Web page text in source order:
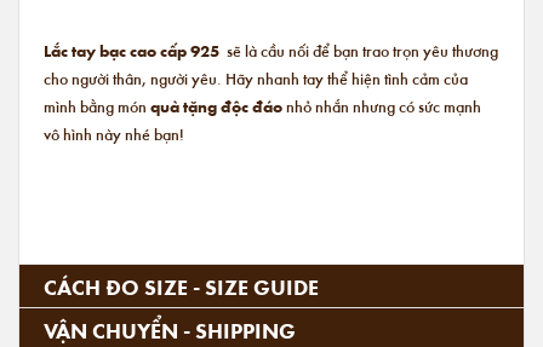
Lắc tay bạc cao cấp 925 sẽ là cầu nối để bạn trao trọn yêu thương
cho người thân, người yêu. Hãy nhanh tay thể hiện tình cảm của
mình bằng món quà tặng độc đáonhỏ nhắn nhưng có sức mạnh
vô hình này nhé bạn!
CÁCH ĐO SIZE - SIZE GUIDE
VẬN CHUYỂN - SHIPPING